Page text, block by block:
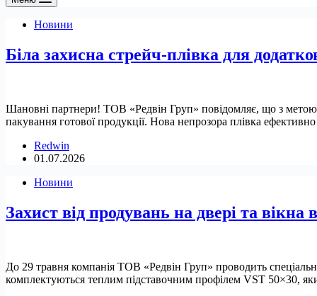
Новини
Біла захисна стрейч-плівка для
Шановні партнери! ТОВ «Редвін Груп» повідомляє, що з метою
пакування готової продукції. Нова непрозора плівка
Redwin
01.07.2026
Новини
Захист від продувань на двері та вікна
До 29 травня компанія ТОВ «Редвін Груп» проводить
комплектуються теплим підставочним профілем VST 50×30,